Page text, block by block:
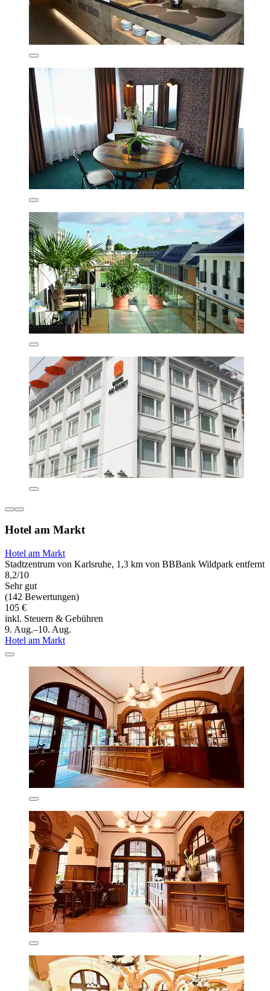
Hotel am Markt
Hotel am Markt
Stadtzentrum von Karlsruhe, 1,3 km von BBBank Wildpark entfernt
8,2/10
Sehr gut
(142 Bewertungen)
105 €
inkl. Steuern & Gebühren
9. Aug.–10. Aug.
Hotel am Markt